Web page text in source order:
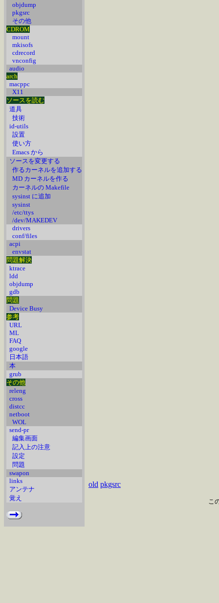
objdump
pkgsrc
その他
CDROM
mount
mkisofs
cdrecord
vnconfig
audio
arch
macppc
X11
ソースを読む
道具
技術
id-utils
設置
使い方
Emacs から
ソースを変更する
作るカーネルを追加する
MD カーネルを作る
カーネルの Makefile
sysinst に追加
sysinst
/etc/ttys
/dev/MAKEDEV
drivers
conf/files
acpi
envstat
問題解決
ktrace
ldd
objdump
gdb
問題
Device Busy
参考
URL
ML
FAQ
google
日本語
本
grub
その他
releng
cross
distcc
netboot
WOL
send-pr
編集画面
記入上の注意
設定
問題
swapon
links
アンテナ
覚え
old pkgsrc
こ